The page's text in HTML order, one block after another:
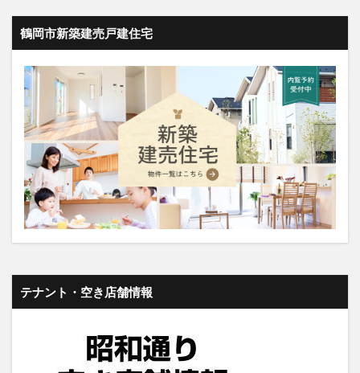
鶴岡市新築建売戸建住宅
テナント・空き店舗情報